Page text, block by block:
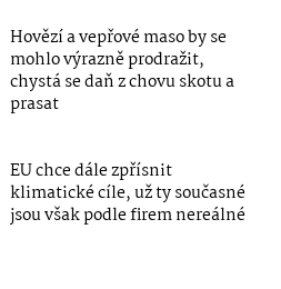
Hovězí a vepřové maso by se
mohlo výrazně prodražit,
chystá se daň z chovu skotu a
prasat
EU chce dále zpřísnit
klimatické cíle, už ty současné
jsou však podle firem nereálné